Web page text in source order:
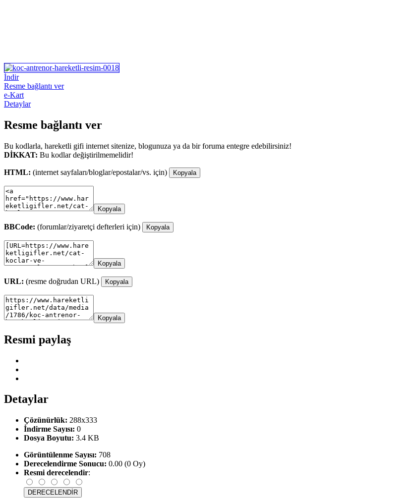
İndir
Resme bağlantı ver
e-Kart
Detaylar
Resme bağlantı ver
Bu kodlarla, hareketli gifi internet sitenize, blogunuza ya da bir foruma entegre edebilirsiniz!
DİKKAT: Bu kodlar değiştirilmemelidir!
HTML: (internet sayfaları/bloglar/epostalar/vs. için) Kopyala
Kopyala
BBCode: (forumlar/ziyaretçi defterleri için) Kopyala
Kopyala
URL: (resme doğrudan URL) Kopyala
Kopyala
Resmi paylaş
Detaylar
Çözünürlük: 288x333
İndirme Sayısı: 0
Dosya Boyutu: 3.4 KB
Görüntülenme Sayısı: 708
Derecelendirme Sonucu: 0.00 (0 Oy)
Resmi derecelendir: